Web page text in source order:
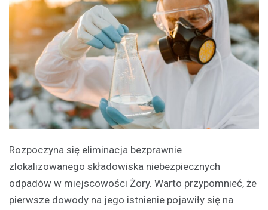
Rozpoczyna się eliminacja bezprawnie
zlokalizowanego składowiska niebezpiecznych
odpadów w miejscowości Żory. Warto przypomnieć, że
pierwsze dowody na jego istnienie pojawiły się na